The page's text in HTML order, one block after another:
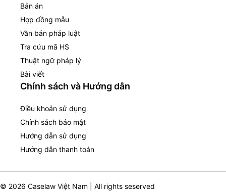
Bản án
Hợp đồng mẫu
Văn bản pháp luật
Tra cứu mã HS
Thuật ngữ pháp lý
Bài viết
Chính sách và Hướng dẫn
Điều khoản sử dụng
Chính sách bảo mật
Hướng dẫn sử dụng
Hướng dẫn thanh toán
© 2026 Caselaw Việt Nam | All rights seserved